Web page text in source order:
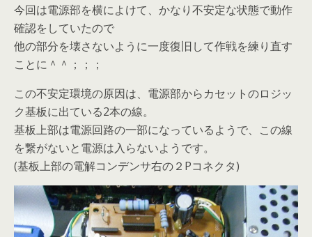
今回は電源部を横によけて、かなり不安定な状態で動作
確認をしていたので
他の部分を壊さないように一度復旧して作戦を練り直す
ことに＾＾；；；
この不安定環境の原因は、電源部からカセットのロジッ
ク基板に出ている2本の線。
基板上部は電源回路の一部になっているようで、この線
を繋がないと電源は入らないようです。
(基板上部の電解コンデンサ右の２Pコネクタ)